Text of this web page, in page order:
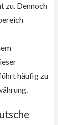
zu. Dennoch
häufig zu